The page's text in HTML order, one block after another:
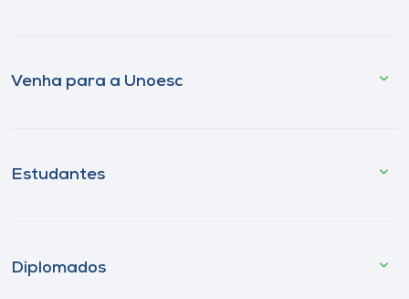
Venha para a Unoesc
Estudantes
Diplomados